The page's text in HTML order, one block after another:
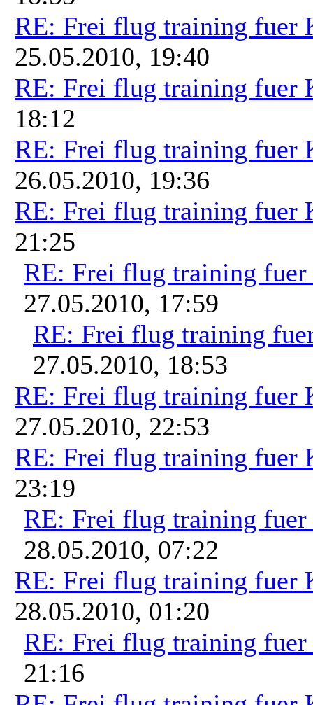
RE: Frei flug training fuer
25.05.2010, 19:40
RE: Frei flug training fuer
18:12
RE: Frei flug training fuer
26.05.2010, 19:36
RE: Frei flug training fuer
21:25
RE: Frei flug training fuer
27.05.2010, 17:59
RE: Frei flug training
27.05.2010, 18:53
RE: Frei flug training fuer
27.05.2010, 22:53
RE: Frei flug training fuer
23:19
RE: Frei flug training fuer
28.05.2010, 07:22
RE: Frei flug training fuer
28.05.2010, 01:20
RE: Frei flug training fuer
21:16